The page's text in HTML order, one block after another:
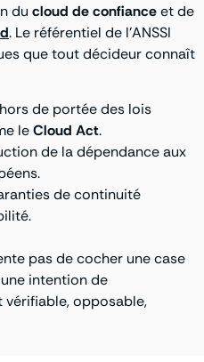
du cloud de confianceet de
. Le référentiel de l’ANSSI
que tout décideur connaît
de portée des lois
leCloud Act.
de la dépendance aux
de continuité
pas de cocher une case
intention de
vérifiable, opposable,